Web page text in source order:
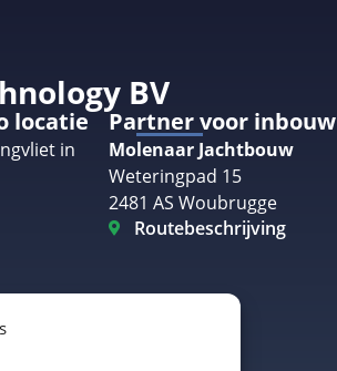
BV
locatie
in
Partner voor inbouw
Molenaar Jachtbouw
Weteringpad 15
2481 AS Woubrugge
Routebeschrijving